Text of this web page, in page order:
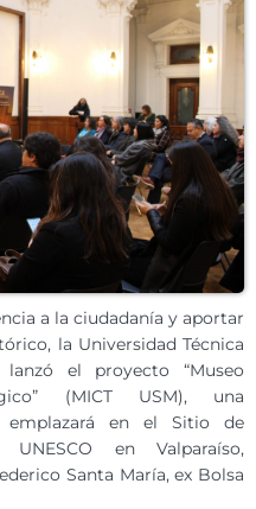
a la ciudadanía y aportar
la Universidad Técnica
el proyecto “Museo
(MICT USM), una
emplazará en el Sitio de
en Valparaíso,
Santa María, ex Bolsa